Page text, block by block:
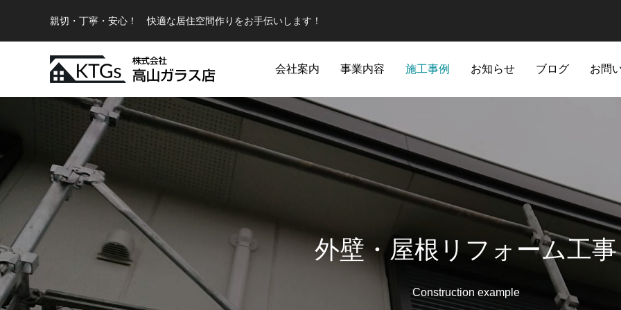
親切・丁寧・安心！ 快適な居住空間作りをお手伝いします！
会社案内 事業内容 施工事例 お知らせ ブログ お問
外壁・屋根リフォーム工事
Construction example